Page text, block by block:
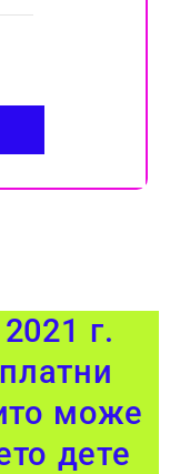
г.
може
дете